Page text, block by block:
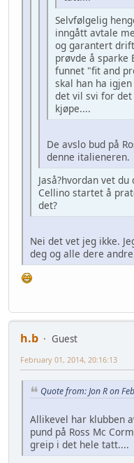
Selvfølgelig
inngått avtale
og garantert
prøvde å sparke
funnet "fit and
skal han ha
det vil svi for
kjøpe....
De avslo bud på
denne italieneren.
Jaså?hvordan vet
Cellino startet å
det?
Nei det vet jeg ikke.
deg og alle dere
h.b
Guest
February 01, 2014, 20:16:13
Quote from: Jon R on
Allikevel har klubben
pund på Ross Mc
greip i det hele tatt....